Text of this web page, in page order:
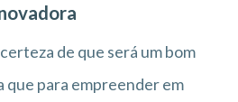
de que será um bom
que para empreender em